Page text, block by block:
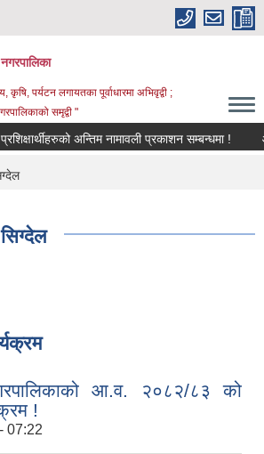
कृषि, पर्यटन लगायतका पूर्वाधारमा अभिवृद्वी ;
समृद्वी "
अन्तिम नामावली प्रकाशन सम्बन्धमा !
आ.व. २०८२/८३ को
!
07:22